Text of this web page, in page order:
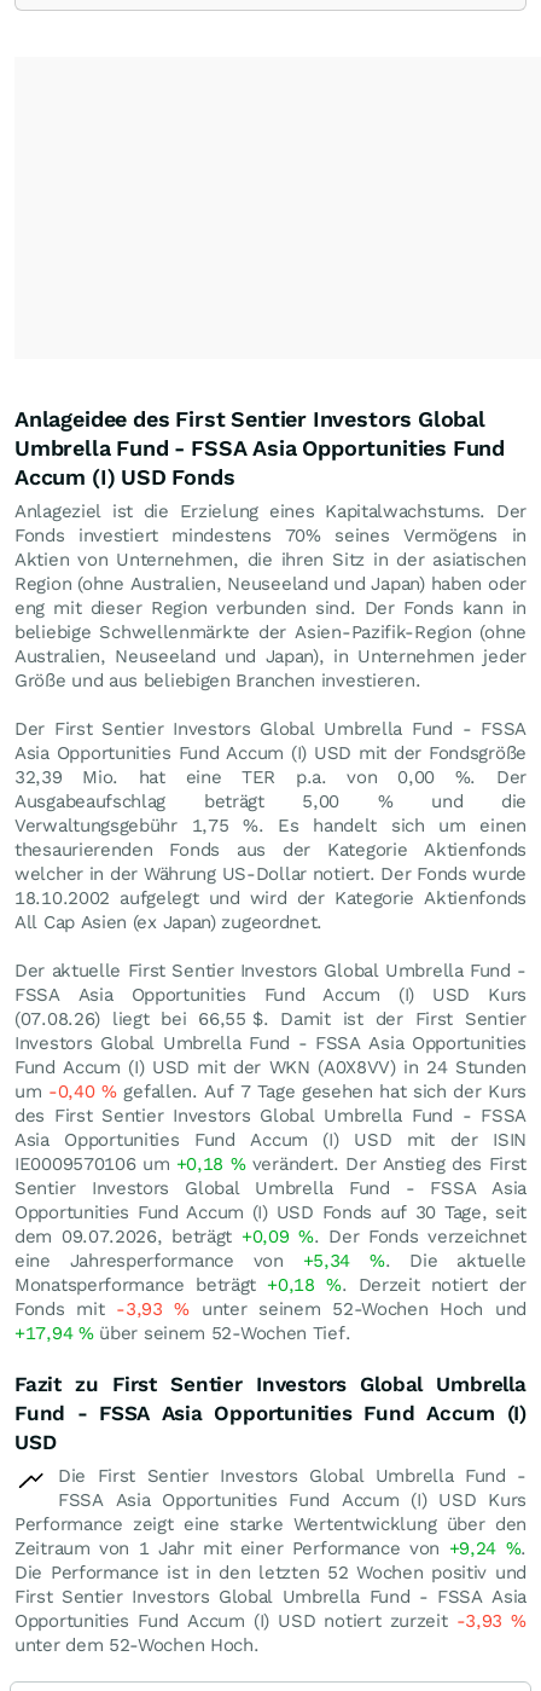
Anlageidee des First Sentier Investors Global
Umbrella Fund - FSSA Asia Opportunities Fund
Accum (I) USD Fonds
Anlageziel ist die Erzielung eines Kapitalwachstums. Der
Fonds investiert mindestens 70% seines Vermögens in
Aktien von Unternehmen, die ihren Sitz in der asiatischen
Region (ohne Australien, Neuseeland und Japan) haben oder
eng mit dieser Region verbunden sind. Der Fonds kann in
beliebige Schwellenmärkte der Asien-Pazifik-Region (ohne
Australien, Neuseeland und Japan), in Unternehmen jeder
Größe und aus beliebigen Branchen investieren.
Der First Sentier Investors Global Umbrella Fund - FSSA
Asia Opportunities Fund Accum (I) USD mit der Fondsgröße
32,39 Mio. hat eine TER p.a. von 0,00 %. Der
Ausgabeaufschlag beträgt 5,00 % und die
Verwaltungsgebühr 1,75 %. Es handelt sich um einen
thesaurierenden Fonds aus der Kategorie Aktienfonds
welcher in der Währung US-Dollar notiert. Der Fonds wurde
18.10.2002 aufgelegt und wird der Kategorie Aktienfonds
All Cap Asien (ex Japan) zugeordnet.
Der aktuelle First Sentier Investors Global Umbrella Fund -
FSSA Asia Opportunities Fund Accum (I) USD Kurs
(07.08.26) liegt bei 66,55 $. Damit ist der First Sentier
Investors Global Umbrella Fund - FSSA Asia Opportunities
Fund Accum (I) USD mit der WKN (A0X8VV) in 24 Stunden
um -0,40%gefallen. Auf 7 Tage gesehen hat sich der Kurs
des First Sentier Investors Global Umbrella Fund - FSSA
Asia Opportunities Fund Accum (I) USD mit der ISIN
IE0009570106 um +0,18 %verändert. Der Anstieg des First
Sentier Investors Global Umbrella Fund - FSSA Asia
Opportunities Fund Accum (I) USD Fonds auf 30 Tage, seit
dem 09.07.2026, beträgt +0,09%. Der Fonds verzeichnet
eine Jahresperformance von +5,34%. Die aktuelle
Monatsperformance beträgt +0,18 %. Derzeit notiert der
Fonds mit -3,93% unter seinem 52-Wochen Hoch und
+17,94 %über seinem 52-Wochen Tief.
Fazit zu First Sentier Investors Global Umbrella
Fund - FSSA Asia Opportunities Fund Accum (I)
USD
Die First Sentier Investors Global Umbrella Fund -
FSSA Asia Opportunities Fund Accum (I) USD Kurs
Performance zeigt eine starke Wertentwicklung über den
Zeitraum von 1 Jahr mit einer Performance von +9,24 %.
Die Performance ist in den letzten 52 Wochen positiv und
First Sentier Investors Global Umbrella Fund - FSSA Asia
Opportunities Fund Accum (I) USD notiert zurzeit -3,93%
unter dem 52-Wochen Hoch.